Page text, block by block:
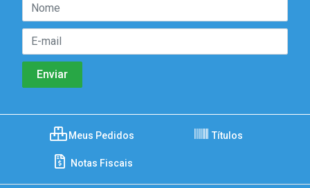
Meus Pedidos Títulos
Notas Fiscais